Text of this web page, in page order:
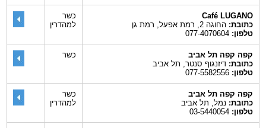
Café LUGANO
כתובת:החוגה 2, רמת אפעל, רמת גן
טלפון:077-4070604
כשר
למהדרין
קפה קפה תל אביב
כתובת:דיזנגוף סנטר, תל אביב
טלפון:077-5582556
כשר
קפה קפה תל אביב
כתובת:נמל, תל אביב
טלפון:03-5440054
כשר
למהדרין